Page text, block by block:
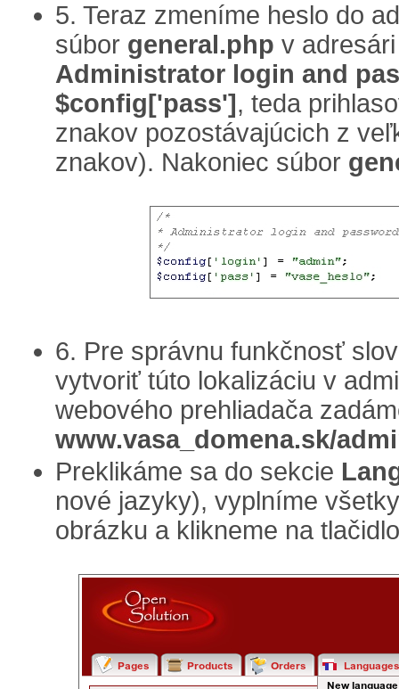
5. Teraz zmeníme heslo do
súbor general.php v
Administrator login and
$config['pass'], teda
znakov pozostávajúcich z
znakov). Nakoniec súbor
6. Pre správnu funkčnosť
vytvoriť túto lokalizáciu v
webového prehliadača
www.vasa_domena.sk/
Preklikáme sa do sekcie
nové jazyky), vyplníme
obrázku a klikneme na